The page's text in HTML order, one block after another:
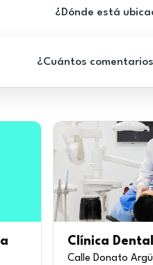
¿Dónde está
¿Cuántos
Clínica
Calle Donato